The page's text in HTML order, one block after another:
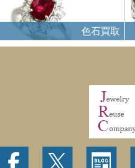
色石買取